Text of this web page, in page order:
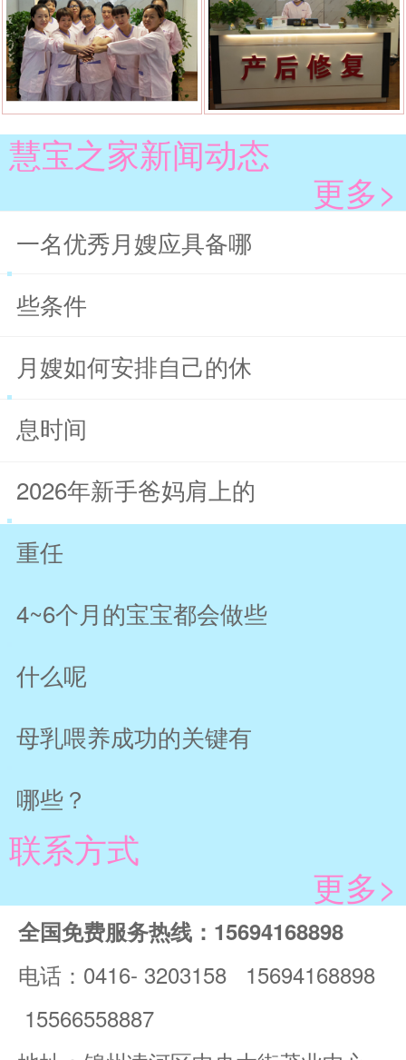
慧宝之家新闻动态
更多>
一名优秀月嫂应具备哪
些条件
月嫂如何安排自己的休
息时间
2026年新手爸妈肩上的
重任
4~6个月的宝宝都会做些
什么呢
母乳喂养成功的关键有
哪些？
联系方式
更多>
全国免费服务热线：15694168898
电话：0416- 3203158 15694168898
15566558887